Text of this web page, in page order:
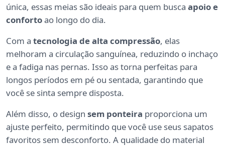
única, essas meias são ideais para quem busca apoio e
confortoao longo do dia.
Com a tecnologia de alta compressão, elas
melhoram a circulação sanguínea, reduzindo o inchaço
e a fadiga nas pernas. Isso as torna perfeitas para
longos períodos em pé ou sentada, garantindo que
você se sinta sempre disposta.
Além disso, o design sem ponteira proporciona um
ajuste perfeito, permitindo que você use seus sapatos
favoritos sem desconforto. A qualidade do material